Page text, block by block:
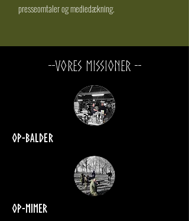
presseomtaler og mediedækning.
--Vores Missioner --
Op-Balder
Op-mimer